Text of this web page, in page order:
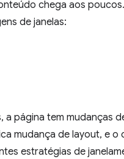
chega aos
de janelas:
a página tem
mudança de layout, e
estratégias de